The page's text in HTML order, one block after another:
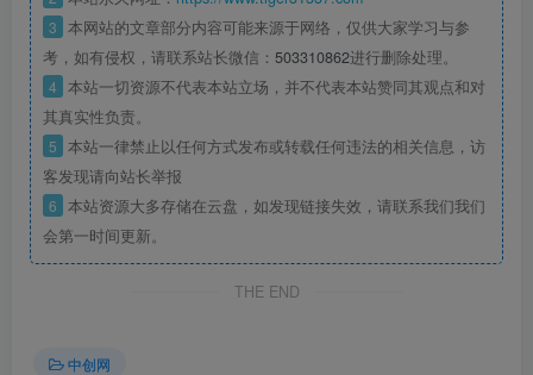
3 本网站的文章部分内容可能来源于网络，仅供大家学习与参
考，如有侵权，请联系站长微信： 503310862进行删除处理。
4 本站一切资源不代表本站立场，并不代表本站赞同其观点和对
其真实性负责。
5 本站一律禁止以任何方式发布或转载任何违法的相关信息，访
客发现请向站长举报
6 本站资源大多存储在云盘，如发现链接失效，请联系我们我们
会第一时间更新。
THE END
中创网